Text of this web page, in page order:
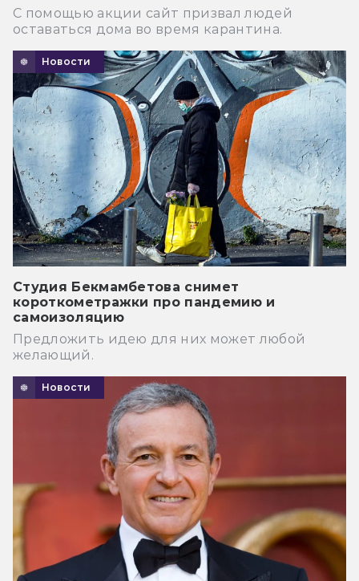
С помощью акции сайт призвал людей
оставаться дома во время карантина.
Новости
Студия Бекмамбетова снимет
короткометражки про пандемию и
самоизоляцию
Предложить идею для них может любой
желающий.
Новости